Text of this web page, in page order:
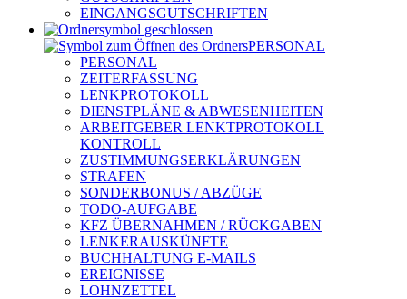
EINGANGSGUTSCHRIFTEN
PERSONAL
PERSONAL
ZEITERFASSUNG
LENKPROTOKOLL
DIENSTPLÄNE & ABWESENHEITEN
ARBEITGEBER LENKTPROTOKOLL
KONTROLL
ZUSTIMMUNGSERKLÄRUNGEN
STRAFEN
SONDERBONUS / ABZÜGE
TODO-AUFGABE
KFZ ÜBERNAHMEN / RÜCKGABEN
LENKERAUSKÜNFTE
BUCHHALTUNG E-MAILS
EREIGNISSE
LOHNZETTEL